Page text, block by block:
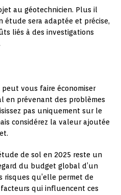
au géotechnicien. Plus il
étude sera adaptée et précise,
liés à des investigations
vous faire économiser
en prévenant des problèmes
pas uniquement sur le
considérez la valeur ajoutée
de sol en 2025 reste un
du budget global d’un
risques qu’elle permet de
qui influencent ces